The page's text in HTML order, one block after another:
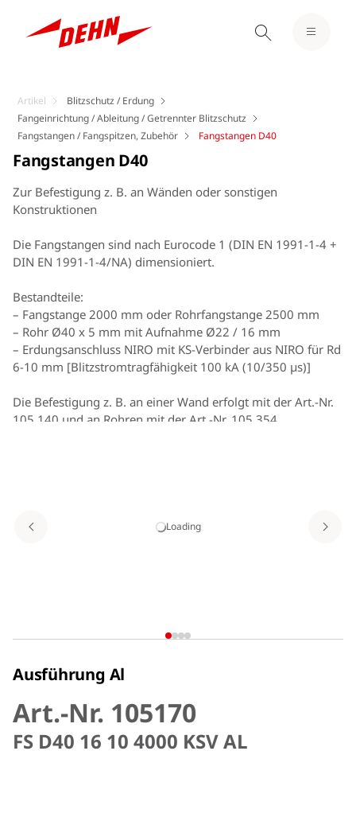
Artikel
Blitzschutz / Erdung
Fangeinrichtung / Ableitung / Getrennter Blitzschutz
Fangstangen / Fangspitzen, Zubehör
Fangstangen D40
Loading
Fangstangen D40
Zur Befestigung z. B. an Wänden oder sonstigen
Konstruktionen
Die Fangstangen sind nach Eurocode 1 (DIN EN 1991-1-4 +
DIN EN 1991-1-4/NA) dimensioniert.
Bestandteile:
– Fangstange 2000 mm oder Rohrfangstange 2500 mm
– Rohr Ø40 x 5 mm mit Aufnahme Ø22 / 16 mm
– Erdungsanschluss NIRO mit KS-Verbinder aus NIRO für Rd
6-10 mm [Blitzstromtragfähigkeit 100 kA (10/350 µs)]
Die Befestigung z. B. an einer Wand erfolgt mit der Art.-Nr.
105 140 und an Rohren mit der Art.-Nr. 105 354.
Halters montiert werden. Der Abstand darf nicht mehr als
Ausführung Al
Art.-Nr. 105170
FS D40 16 10 4000 KSV AL